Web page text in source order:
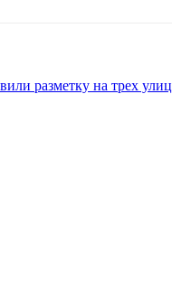
разметку на трех